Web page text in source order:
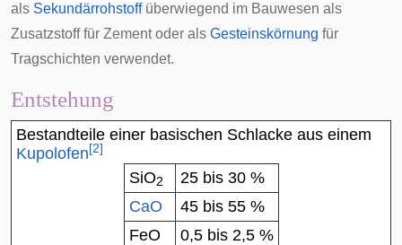
als Sekundärrohstoffüberwiegend im Bauwesen als
Zusatzstoff für Zement oder als Gesteinskörnung für
Tragschichten verwendet.
Entstehung
Bestandteile einer basischen Schlacke aus einem
Kupolofen [2]
SiO2
25 bis 30 %
CaO
45 bis 55 %
FeO
0,5 bis 2,5 %